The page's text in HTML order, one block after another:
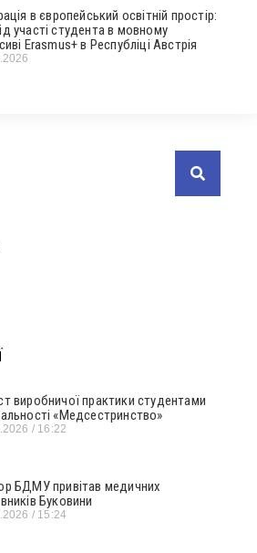
в європейський освітній простір:
участі студента в мовному
Erasmus+ в Республіці Австрія
виробничої практики студентами
«Медсестринство»
16:22
БДМУ привітав медичних
Буковини
15:24